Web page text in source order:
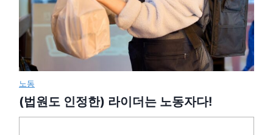
노동
(법원도 인정한) 라이더는 노동자다!